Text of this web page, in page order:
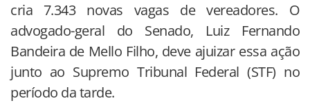
cria 7.343 novas vagas de vereadores. O
advogado-geral do Senado, Luiz Fernando
Bandeira de Mello Filho, deve ajuizar essa ação
junto ao Supremo Tribunal Federal (STF) no
período da tarde.